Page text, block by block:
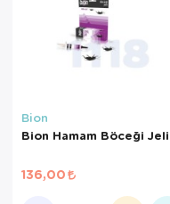
Bion
Bion Hamam Böceği Jeli
136,00